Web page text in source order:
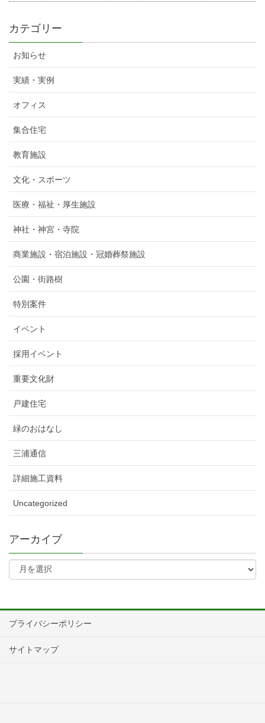
カテゴリー
お知らせ
実績・実例
オフィス
集合住宅
教育施設
文化・スポーツ
医療・福祉・厚生施設
神社・神宮・寺院
商業施設・宿泊施設・冠婚葬祭施設
公園・街路樹
特別案件
イベント
採用イベント
重要文化財
戸建住宅
緑のおはなし
三浦通信
詳細施工資料
Uncategorized
アーカイブ
プライバシーポリシー
サイトマップ